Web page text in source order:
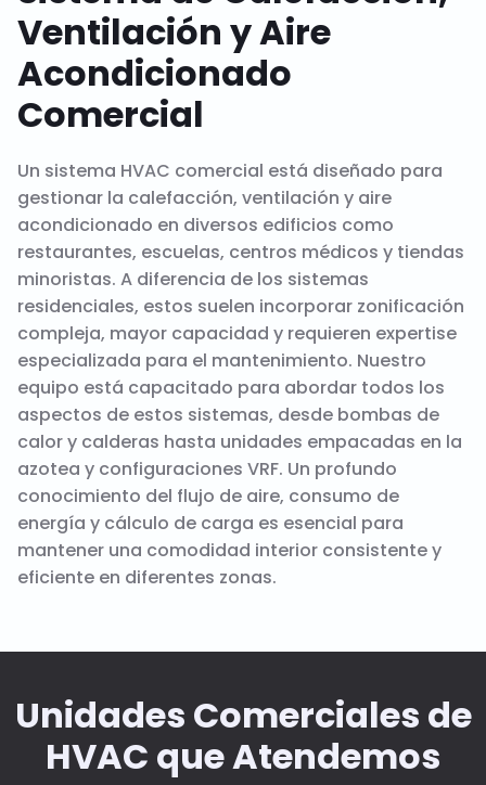
Ventilación y Aire
Acondicionado
Comercial
Un sistema HVAC comercial está diseñado para
gestionar la calefacción, ventilación y aire
acondicionado en diversos edificios como
restaurantes, escuelas, centros médicos y tiendas
minoristas. A diferencia de los sistemas
residenciales, estos suelen incorporar zonificación
compleja, mayor capacidad y requieren expertise
especializada para el mantenimiento. Nuestro
equipo está capacitado para abordar todos los
aspectos de estos sistemas, desde bombas de
calor y calderas hasta unidades empacadas en la
azotea y configuraciones VRF. Un profundo
conocimiento del flujo de aire, consumo de
energía y cálculo de carga es esencial para
mantener una comodidad interior consistente y
eficiente en diferentes zonas.
Unidades Comerciales de
HVAC que Atendemos